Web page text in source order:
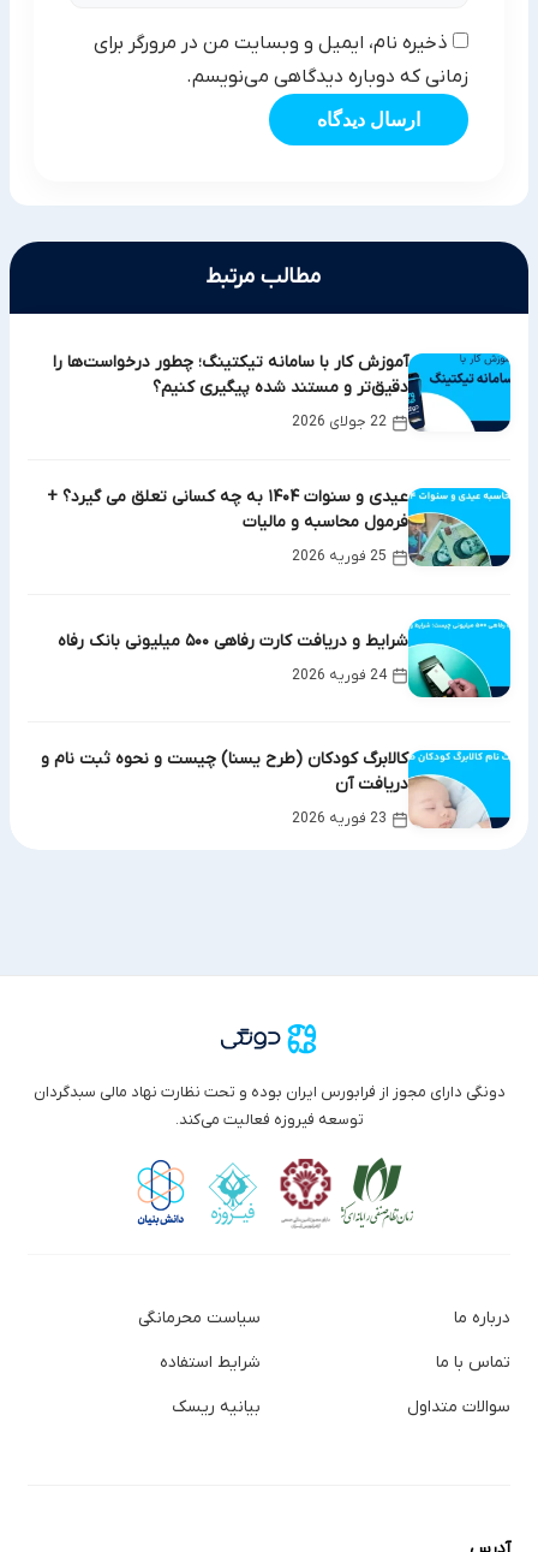
ذخیره نام، ایمیل و وبسایت من در مرورگر برای
زمانی که دوباره دیدگاهی می‌نویسم.
ارسال دیدگاه
مطالب مرتبط
آموزش کار با سامانه تیکتینگ؛ چطور درخواست‌ها را
دقیق‌تر و مستند شده پیگیری کنیم؟
22 جولای 2026
عیدی و سنوات ۱۴۰۴ به چه کسانی تعلق می گیرد؟ +
فرمول محاسبه و مالیات
25 فوریه 2026
شرایط و دریافت کارت رفاهی ۵۰۰ میلیونی بانک رفاه
24 فوریه 2026
کالابرگ کودکان (طرح یسنا) چیست و نحوه ثبت نام و
دریافت آن
23 فوریه 2026
دونگی دارای مجوز از فرابورس ایران بوده و تحت نظارت نهاد مالی سبدگردان
توسعه فیروزه فعالیت می‌کند.
درباره ما
تماس با ما
سوالات متداول
سیاست محرمانگی
شرایط استفاده
بیانیه ریسک